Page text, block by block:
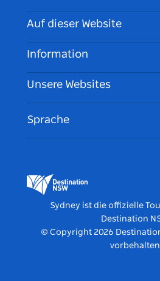
Kontaktieren Sie uns
Haftungsausschluss
Cookie Notice
Auf dieser Website
Reiseziele
Aktivitäten
Veranstaltungen
Unterkunft
Information
Reiseinformationen
Barrierefreies Sydney
Tragen Sie Ihr Unternehmen
Unsere Websites
Destination NSW
Vivid Sydney
Sprache
Sydney ist die offizielle
Destination
© Copyright 2026